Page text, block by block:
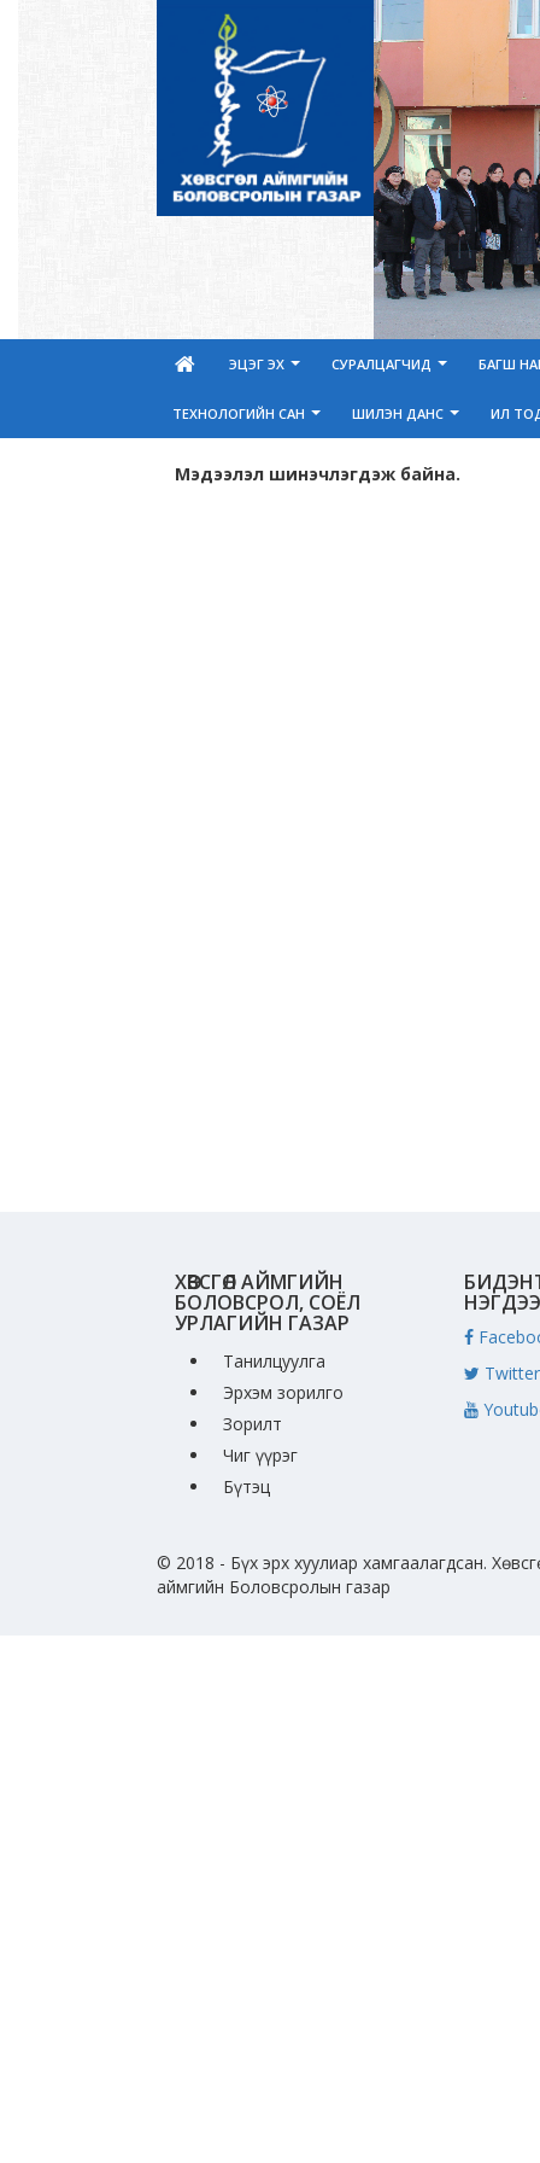
ЭЦЭГ ЭХ СУРАЛЦАГЧИД БАГШ
ТЕХНОЛОГИЙН САН ШИЛЭН ДАНС ИЛ
Мэдээлэл шинэчлэгдэж байна.
ХӨВСГӨЛ АЙМГИЙН
БОЛОВСРОЛ, СОЁЛ
УРЛАГИЙН ГАЗАР
Танилцуулга
Эрхэм зорилго
Зорилт
Чиг үүрэг
Бүтэц
Twitter
© 2018 - Бүх эрх хуулиар хамгаалагдсан.
аймгийн Боловсролын газар